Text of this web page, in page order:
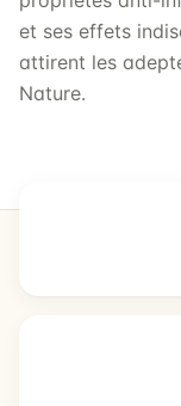
et ses effets
attirent les
Nature.